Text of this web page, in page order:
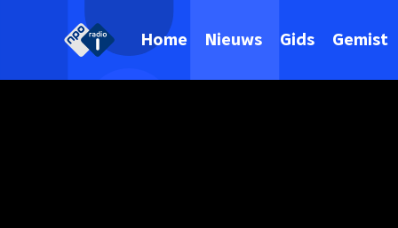
Home Nieuws Gids Gemist